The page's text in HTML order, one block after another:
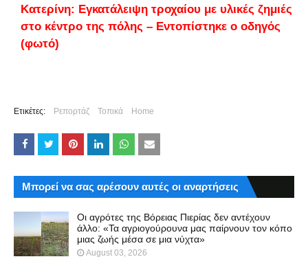
Κατερίνη: Εγκατάλειψη τροχαίου με υλικές ζημιές
στο κέντρο της πόλης – Εντοπίστηκε ο οδηγός
(φωτό)
Ετικέτες: Ρεπορτάζ Τοπικά Home
Μπορεί να σας αρέσουν αυτές οι αναρτήσεις
Οι αγρότες της Βόρειας Πιερίας δεν αντέχουν
άλλο: «Τα αγριογούρουνα μας παίρνουν τον κόπο
μιας ζωής μέσα σε μια νύχτα»
August 03, 2026